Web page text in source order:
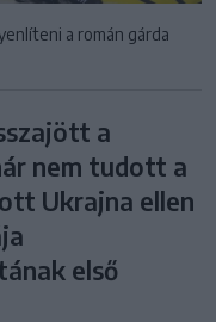
a román gárda
a
nem tudott a
Ukrajna ellen
első